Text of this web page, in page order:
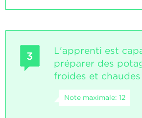
3
L'apprenti est
préparer des
froides et
Note maximale: 12